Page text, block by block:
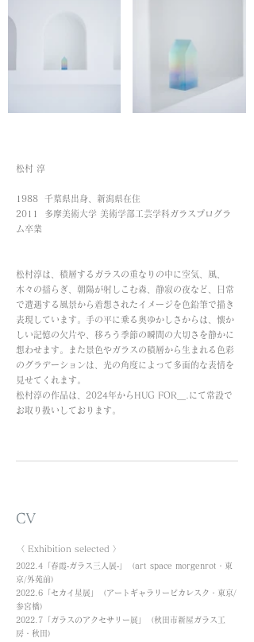
松村 淳
1988 千葉県出身、新潟県在住
2011 多摩美術大学 美術学部工芸学科ガラスプログラ
ム卒業​
松村淳は、積層するガラスの重なりの中に空気、風、
木々の揺らぎ、朝陽が射しこむ森、静寂の夜など、日常
で遭遇する風景から着想されたイメージを色鉛筆で描き
表現しています。手の平に乗る奥ゆかしさからは、懐か
しい記憶の欠片や、移ろう季節の瞬間の大切さを静かに
想わせます。また景色やガラスの積層から生まれる色彩
のグラデーションは、光の角度によって多面的な表情を
見せてくれます。
松村淳の作品は、2024年からHUG FOR＿.にて常設で
お取り扱いしております。
CV
〈 Exhibition selected 〉
2022.4「春霞‐ガラス三人展‐」（art space morgenrot・東
京/外苑前）
2022.6「セカイ星展」（アートギャラリーピカレスク・東京/
参宮橋）
2022.7「ガラスのアクセサリー展」（秋田市新屋ガラス工
房・秋田）